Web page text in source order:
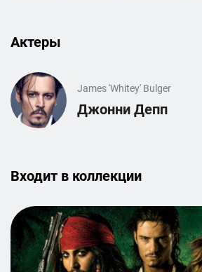
Актеры
James 'Whitey' Bulger
Джонни Депп
Входит в к­о­л­л­е­к­ц­и­и